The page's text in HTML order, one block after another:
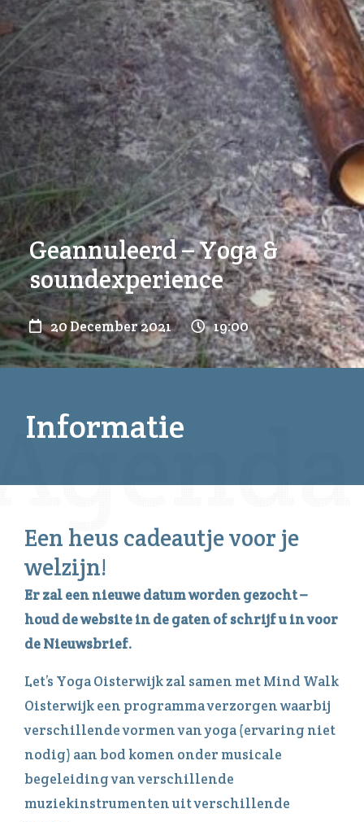
Geannuleerd – Yoga &
soundexperience
20 December 2021 19:00
Informatie
Een heus cadeautje voor je
welzijn!
Er zal een nieuwe datum worden gezocht –
houd de website in de gaten of schrijf u in voor
de Nieuwsbrief.
Let’s Yoga Oisterwijk zal samen met Mind Walk
Oisterwijk een programma verzorgen waarbij
verschillende vormen van yoga (ervaring niet
nodig) aan bod komen onder musicale
begeleiding van verschillende
muziekinstrumenten uit verschillende